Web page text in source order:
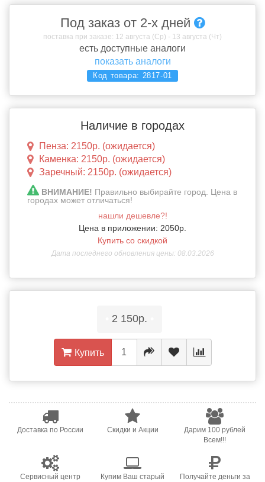
Под заказ от 2-х дней
поставка при заказе: 12 августа (Ср) - 13 августа (Чт)
есть доступные аналоги
показать аналоги
Код товара: 2817-01
Наличие в городах
Пенза: 2150р. (ожидается)
Каменка: 2150р. (ожидается)
Заречный: 2150р. (ожидается)
ВНИМАНИЕ! Правильно выбирайте город. Цена в
городах может отличаться!
нашли дешевле?!
Цена в приложении: 2050р.
Купить со скидкой
Дата последнего обновления цены: 08.03.2026
2 150р.
Купить
Доставка по России Скидки и Акции
Дарим 100 рублей
Всем!!!
Сервисный центр
Купим Ваш старый
Получайте деньги за